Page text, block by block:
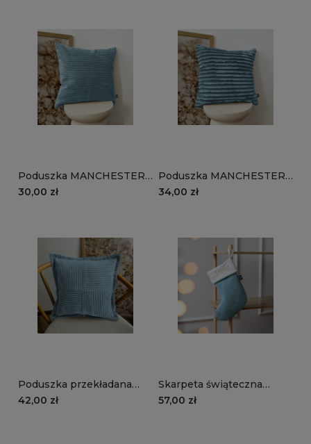
Poduszka MANCHESTER
LN75 | turkusowy
30,00 zł
Poduszka MANCHESTER
TL75 | turkusowy
34,00 zł
Poduszka przekładana
MANCHESTER LN75 |
42,00 zł
Skarpeta świąteczna
MANCHESTER LN75 |
57,00 zł